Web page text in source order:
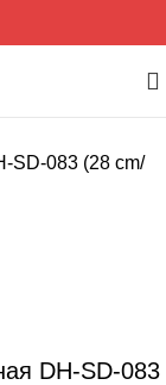
DH-SD-083